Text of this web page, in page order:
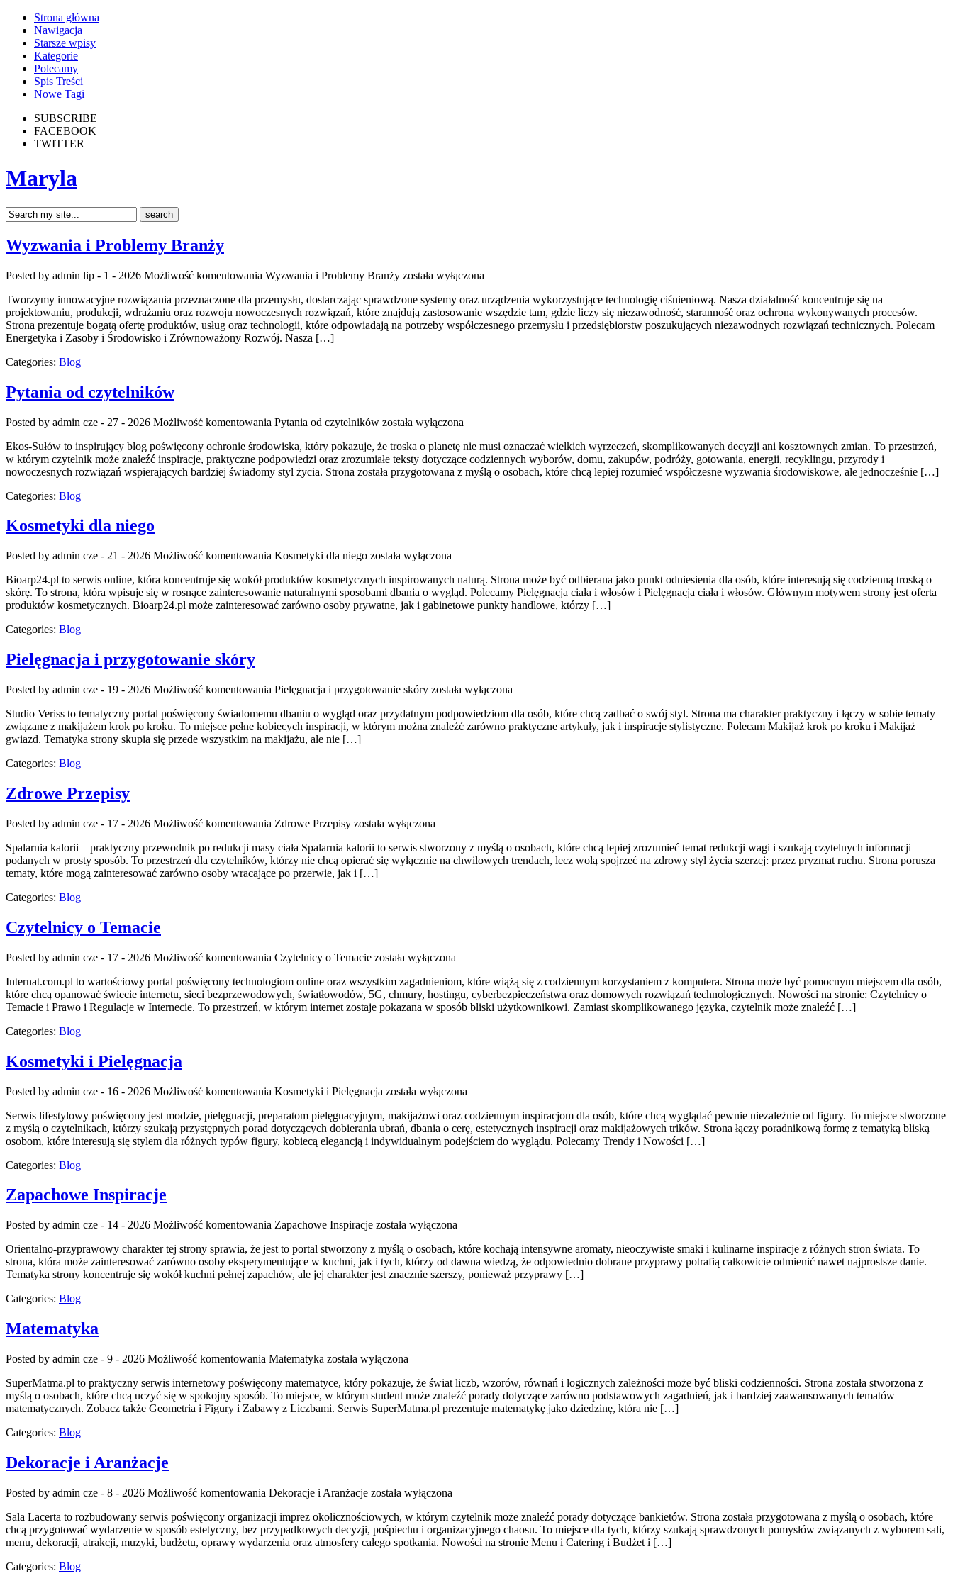
Strona główna
Nawigacja
Starsze wpisy
Kategorie
Polecamy
Spis Treści
Nowe Tagi
SUBSCRIBE
FACEBOOK
TWITTER
Maryla
Wyzwania i Problemy Branży
Posted by admin lip - 1 - 2026 Możliwość komentowania Wyzwania i Problemy Branży została wyłączona
Tworzymy innowacyjne rozwiązania przeznaczone dla przemysłu, dostarczając sprawdzone systemy oraz urządzenia wykorzystujące technologię ciśnieniową. Nasza działalność koncentruje się na
projektowaniu, produkcji, wdrażaniu oraz rozwoju nowoczesnych rozwiązań, które znajdują zastosowanie wszędzie tam, gdzie liczy się niezawodność, staranność oraz ochrona wykonywanych procesów.
Strona prezentuje bogatą ofertę produktów, usług oraz technologii, które odpowiadają na potrzeby współczesnego przemysłu i przedsiębiorstw poszukujących niezawodnych rozwiązań technicznych. Polecam
Energetyka i Zasoby i Środowisko i Zrównoważony Rozwój. Nasza […]
Categories: Blog
Pytania od czytelników
Posted by admin cze - 27 - 2026 Możliwość komentowania Pytania od czytelników została wyłączona
Ekos-Sułów to inspirujący blog poświęcony ochronie środowiska, który pokazuje, że troska o planetę nie musi oznaczać wielkich wyrzeczeń, skomplikowanych decyzji ani kosztownych zmian. To przestrzeń,
w którym czytelnik może znaleźć inspiracje, praktyczne podpowiedzi oraz zrozumiałe teksty dotyczące codziennych wyborów, domu, zakupów, podróży, gotowania, energii, recyklingu, przyrody i
nowoczesnych rozwiązań wspierających bardziej świadomy styl życia. Strona została przygotowana z myślą o osobach, które chcą lepiej rozumieć współczesne wyzwania środowiskowe, ale jednocześnie […]
Categories: Blog
Kosmetyki dla niego
Posted by admin cze - 21 - 2026 Możliwość komentowania Kosmetyki dla niego została wyłączona
Bioarp24.pl to serwis online, która koncentruje się wokół produktów kosmetycznych inspirowanych naturą. Strona może być odbierana jako punkt odniesienia dla osób, które interesują się codzienną troską o
skórę. To strona, która wpisuje się w rosnące zainteresowanie naturalnymi sposobami dbania o wygląd. Polecamy Pielęgnacja ciała i włosów i Pielęgnacja ciała i włosów. Głównym motywem strony jest oferta
produktów kosmetycznych. Bioarp24.pl może zainteresować zarówno osoby prywatne, jak i gabinetowe punkty handlowe, którzy […]
Categories: Blog
Pielęgnacja i przygotowanie skóry
Posted by admin cze - 19 - 2026 Możliwość komentowania Pielęgnacja i przygotowanie skóry została wyłączona
Studio Veriss to tematyczny portal poświęcony świadomemu dbaniu o wygląd oraz przydatnym podpowiedziom dla osób, które chcą zadbać o swój styl. Strona ma charakter praktyczny i łączy w sobie tematy
związane z makijażem krok po kroku. To miejsce pełne kobiecych inspiracji, w którym można znaleźć zarówno praktyczne artykuły, jak i inspiracje stylistyczne. Polecam Makijaż krok po kroku i Makijaż
gwiazd. Tematyka strony skupia się przede wszystkim na makijażu, ale nie […]
Categories: Blog
Zdrowe Przepisy
Posted by admin cze - 17 - 2026 Możliwość komentowania Zdrowe Przepisy została wyłączona
Spalarnia kalorii – praktyczny przewodnik po redukcji masy ciała Spalarnia kalorii to serwis stworzony z myślą o osobach, które chcą lepiej zrozumieć temat redukcji wagi i szukają czytelnych informacji
podanych w prosty sposób. To przestrzeń dla czytelników, którzy nie chcą opierać się wyłącznie na chwilowych trendach, lecz wolą spojrzeć na zdrowy styl życia szerzej: przez pryzmat ruchu. Strona porusza
tematy, które mogą zainteresować zarówno osoby wracające po przerwie, jak i […]
Categories: Blog
Czytelnicy o Temacie
Posted by admin cze - 17 - 2026 Możliwość komentowania Czytelnicy o Temacie została wyłączona
Internat.com.pl to wartościowy portal poświęcony technologiom online oraz wszystkim zagadnieniom, które wiążą się z codziennym korzystaniem z komputera. Strona może być pomocnym miejscem dla osób,
które chcą opanować świecie internetu, sieci bezprzewodowych, światłowodów, 5G, chmury, hostingu, cyberbezpieczeństwa oraz domowych rozwiązań technologicznych. Nowości na stronie: Czytelnicy o
Temacie i Prawo i Regulacje w Internecie. To przestrzeń, w którym internet zostaje pokazana w sposób bliski użytkownikowi. Zamiast skomplikowanego języka, czytelnik może znaleźć […]
Categories: Blog
Kosmetyki i Pielęgnacja
Posted by admin cze - 16 - 2026 Możliwość komentowania Kosmetyki i Pielęgnacja została wyłączona
Serwis lifestylowy poświęcony jest modzie, pielęgnacji, preparatom pielęgnacyjnym, makijażowi oraz codziennym inspiracjom dla osób, które chcą wyglądać pewnie niezależnie od figury. To miejsce stworzone
z myślą o czytelnikach, którzy szukają przystępnych porad dotyczących dobierania ubrań, dbania o cerę, estetycznych inspiracji oraz makijażowych trików. Strona łączy poradnikową formę z tematyką bliską
osobom, które interesują się stylem dla różnych typów figury, kobiecą elegancją i indywidualnym podejściem do wyglądu. Polecamy Trendy i Nowości […]
Categories: Blog
Zapachowe Inspiracje
Posted by admin cze - 14 - 2026 Możliwość komentowania Zapachowe Inspiracje została wyłączona
Orientalno-przyprawowy charakter tej strony sprawia, że jest to portal stworzony z myślą o osobach, które kochają intensywne aromaty, nieoczywiste smaki i kulinarne inspiracje z różnych stron świata. To
strona, która może zainteresować zarówno osoby eksperymentujące w kuchni, jak i tych, którzy od dawna wiedzą, że odpowiednio dobrane przyprawy potrafią całkowicie odmienić nawet najprostsze danie.
Tematyka strony koncentruje się wokół kuchni pełnej zapachów, ale jej charakter jest znacznie szerszy, ponieważ przyprawy […]
Categories: Blog
Matematyka
Posted by admin cze - 9 - 2026 Możliwość komentowania Matematyka została wyłączona
SuperMatma.pl to praktyczny serwis internetowy poświęcony matematyce, który pokazuje, że świat liczb, wzorów, równań i logicznych zależności może być bliski codzienności. Strona została stworzona z
myślą o osobach, które chcą uczyć się w spokojny sposób. To miejsce, w którym student może znaleźć porady dotyczące zarówno podstawowych zagadnień, jak i bardziej zaawansowanych tematów
matematycznych. Zobacz także Geometria i Figury i Zabawy z Liczbami. Serwis SuperMatma.pl prezentuje matematykę jako dziedzinę, która nie […]
Categories: Blog
Dekoracje i Aranżacje
Posted by admin cze - 8 - 2026 Możliwość komentowania Dekoracje i Aranżacje została wyłączona
Sala Lacerta to rozbudowany serwis poświęcony organizacji imprez okolicznościowych, w którym czytelnik może znaleźć porady dotyczące bankietów. Strona została przygotowana z myślą o osobach, które
chcą przygotować wydarzenie w sposób estetyczny, bez przypadkowych decyzji, pośpiechu i organizacyjnego chaosu. To miejsce dla tych, którzy szukają sprawdzonych pomysłów związanych z wyborem sali,
menu, dekoracji, atrakcji, muzyki, budżetu, oprawy wydarzenia oraz atmosfery całego spotkania. Nowości na stronie Menu i Catering i Budżet i […]
Categories: Blog